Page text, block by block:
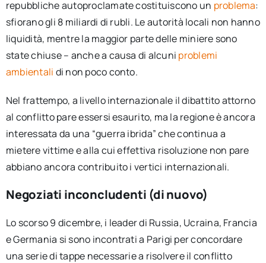
repubbliche autoproclamate costituiscono un problema:
sfiorano gli 8 miliardi di rubli. Le autorità locali non hanno
liquidità, mentre la maggior parte delle miniere sono
state chiuse – anche a causa di alcuni problemi
ambientali di non poco conto.
Nel frattempo, a livello internazionale il dibattito attorno
al conflitto pare essersi esaurito, ma la regione è ancora
interessata da una “guerra ibrida” che continua a
mietere vittime e alla cui effettiva risoluzione non pare
abbiano ancora contribuito i vertici internazionali.
Negoziati inconcludenti (di nuovo)
Lo scorso 9 dicembre, i leader di Russia, Ucraina, Francia
e Germania si sono incontrati a Parigi per concordare
una serie di tappe necessarie a risolvere il conflitto